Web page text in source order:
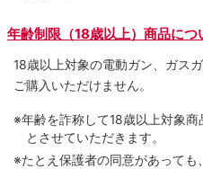
年齢制限（18歳以上）商品につ
18歳以上対象の電動ガン、ガス
ご購入いただけません。
※年齢を詐称して18歳以上対象
とさせていただきます。
※たとえ保護者の同意があっても